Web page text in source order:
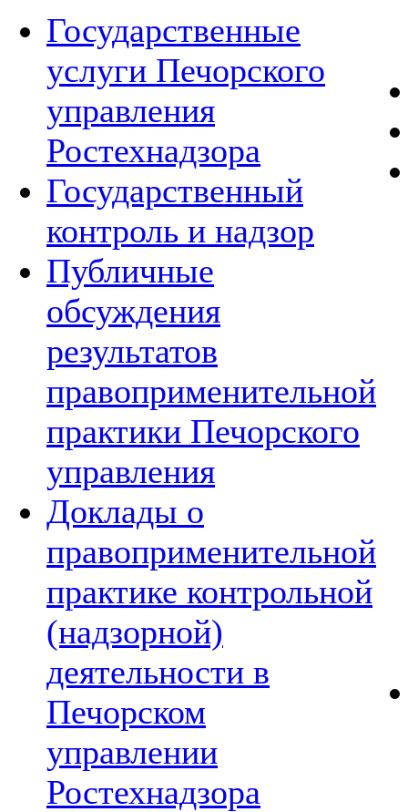
Государственные
услуги Печорского
управления
Ростехнадзора
Государственный
контроль и надзор
Публичные
обсуждения
результатов
правоприменительной
практики Печорского
управления
Доклады о
правоприменительной
практике контрольной
(надзорной)
деятельности в
Печорском
управлении
Ростехнадзора